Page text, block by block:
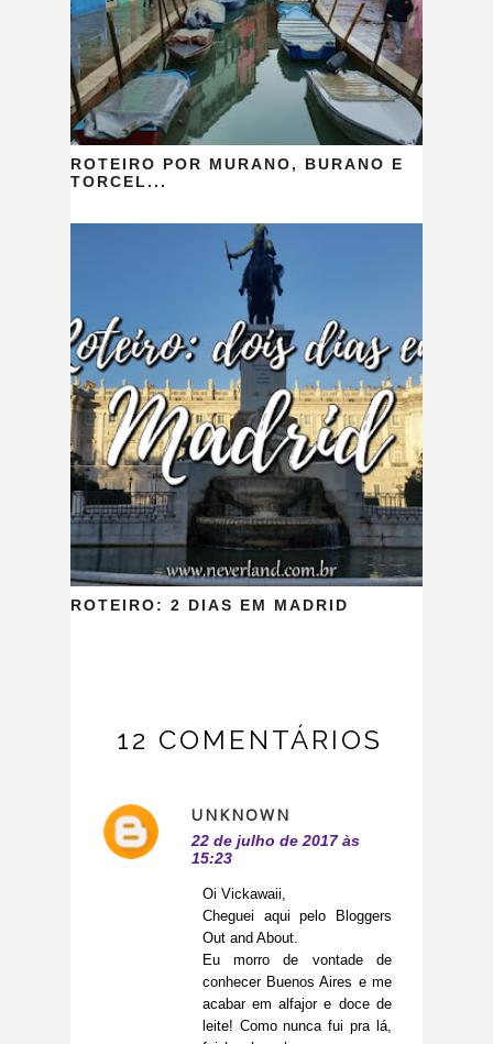
ROTEIRO POR MURANO, BURANO E
TORCEL...
ROTEIRO: 2 DIAS EM MADRID
12 COMENTÁRIOS
UNKNOWN
22 de julho de 2017 às
15:23
Oi Vickawaii,
Cheguei aqui pelo Bloggers
Out and About.
Eu morro de vontade de
conhecer Buenos Aires e me
acabar em alfajor e doce de
leite! Como nunca fui pra lá,